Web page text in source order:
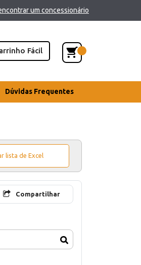
um concessionário
Fácil
Dúvidas Frequentes
lista de Excel
Compartilhar